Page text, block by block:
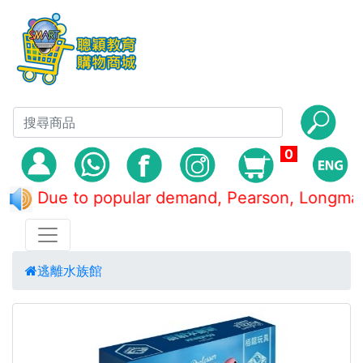
0
Due to popular demand, Pearson, Longman
逃離水族館